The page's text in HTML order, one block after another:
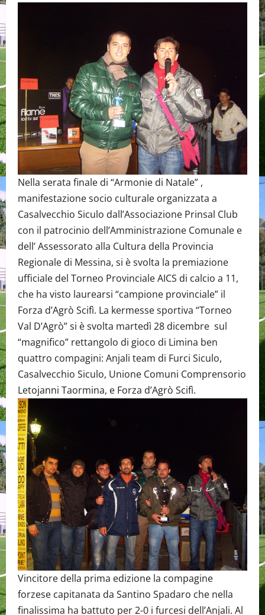
Nella serata finale di “Armonie di Natale” ,
manifestazione socio culturale organizzata a
Casalvecchio Siculo dall’Associazione Prinsal Club
con il patrocinio dell’Amministrazione Comunale e
dell’ Assessorato alla Cultura della Provincia
Regionale di Messina, si è svolta la premiazione
ufficiale del Torneo Provinciale AICS di calcio a 11,
che ha visto laurearsi “campione provinciale” il
Forza d’Agrò Scifì. La kermesse sportiva “Torneo
Val D’Agrò” si è svolta martedì 28 dicembre sul
“magnifico” rettangolo di gioco di Limina ben
quattro compagini: Anjali team di Furci Siculo,
Casalvecchio Siculo, Unione Comuni Comprensorio
Letojanni Taormina, e Forza d’Agrò Scifì.
Vincitore della prima edizione la compagine
forzese capitanata da Santino Spadaro che nella
finalissima ha battuto per 2-0 i furcesi dell’Anjali. Al